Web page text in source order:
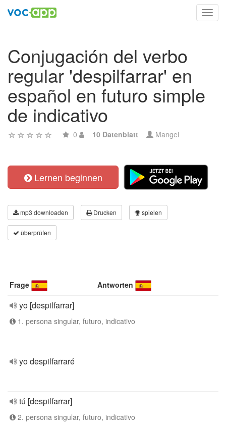
Conjugación del verbo
regular 'despilfarrar' en
español en futuro simple
de indicativo
0 10 Datenblatt Mangel
Lernen beginnen
mp3 downloaden Drucken spielen
überprüfen
Frage Antworten
yo [despilfarrar]
1. persona singular, futuro, indicativo
yo despilfarraré
tú [despilfarrar]
2. persona singular, futuro, indicativo